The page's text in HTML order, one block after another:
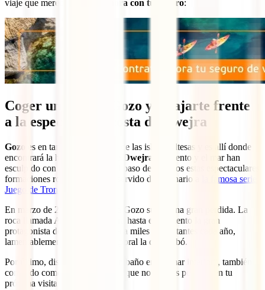
viaje que mereces y
hazte ahora con tu seguro:
Coger un ferry a Gozo y relajarte frente
a la espectacular costa de Dwejra
Gozo
es en tamaño la segunda de las islas Maltesas y es allí donde
encontrará la hermosa
costa de Dwejra
. El viento y el mar han
esculpido con cariño durante el paso de los años estas espectaculares
formaciones rocosas, que han servido de escenario a
la famosa serie
Juego de Tronos
En marzo de 2017 esta zona de Gozo sufrió una gran perdida. La
roca llamada Azure Window era hasta el momento la gran
protagonista de Dwejra y atraía a miles de visitantes cada año,
lamentablemente un fuerte temporal la derrumbó.
Por último, disfrutar de un buen baño en el “mar interior”, también
conocido como
es algo que no puedes perderte en tu
próxima visita a Malta.